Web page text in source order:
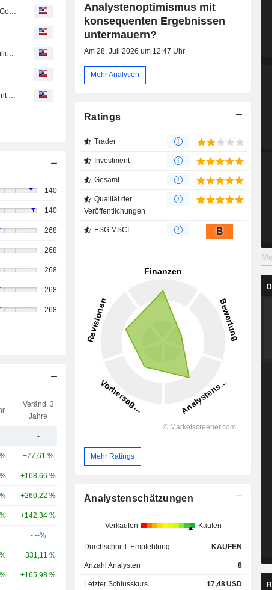
140
140
268
268
268
268
268
Veränd. 3
Jahre
-
+77,61 % 46,2 Mrd.
+168,66 %
+260,22 % 19,23 Mrd.
+142,34 %
-.--%
+331,11 %
+165,98 %
Analystenoptimismus mit
konsequenten Ergebnissen
untermauern?
Am 28. Juli 2026 um 12:47 Uhr
Mehr Analysen
Ratings
Trader
Investment
Gesamt
Qualität der
Veröffentlichungen
ESG MSCI B
Mehr Ratings
Analystenschätzungen
Verkaufen Kaufen
Durchschnittl. Empfehlung KAUFEN
Anzahl Analysten 8
Letzter Schlusskurs 17,48USD